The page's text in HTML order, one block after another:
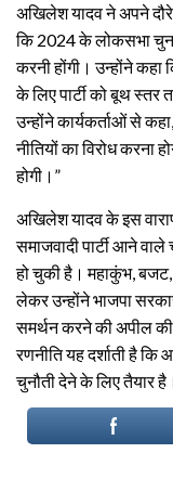
अखिलेश यादव ने अपने दौरे
कि 2024 के लोकसभा
करनी होंगी। उन्होंने
के लिए पार्टी को बूथ
उन्होंने कार्यकर्ताओं से
नीतियों का विरोध करना
होगी।”
अखिलेश यादव के इस
समाजवादी पार्टी आने
हो चुकी है। महाकुंभ, बजट,
लेकर उन्होंने भाजपा
समर्थन करने की अपील
रणनीति यह दर्शाती है कि
चुनौती देने के लिए तैयार है।